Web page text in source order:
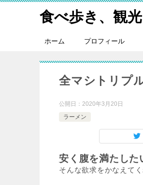
食べ歩き、観
ホーム プロフィール
全マシトリプ
公開日： 2020年3月20日
ラーメン
安く腹を満たした
そんな欲求をかなえてく